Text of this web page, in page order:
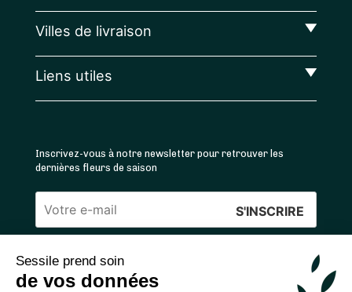
Sessile prend soin
de vos données
Villes de livraison
Liens utiles
Inscrivez-vous à notre newsletter pour retrouver les
dernières fleurs de saison
Veuillez
ce
champ
4.4 /5 ⭐ | 120 000+ bouquets livrés |
Achats 100% sécurisés